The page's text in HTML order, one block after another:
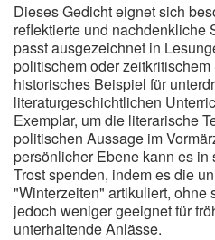
Dieses Gedicht eignet sich
reflektierte und nachdenkliche
passt ausgezeichnet in
politischem oder
historisches Beispiel für
literaturgeschichtlichen
Exemplar, um die literarische
politischen Aussage im
persönlicher Ebene kann es
Trost spenden, indem es die
"Winterzeiten" artikuliert, ohne
jedoch weniger geeignet für
unterhaltende Anlässe.